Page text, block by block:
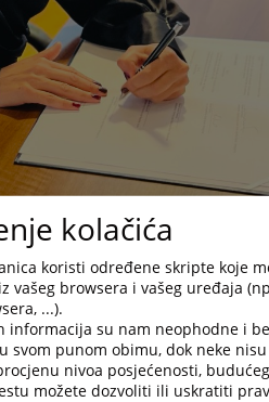
kolačića
koristi određene skripte koje
vašeg browsera i vašeg uređaja
...).
informacija su nam neophodne i
svom punom obimu, dok neke
nivoa posjećenosti,
možete dozvoliti ili uskratiti